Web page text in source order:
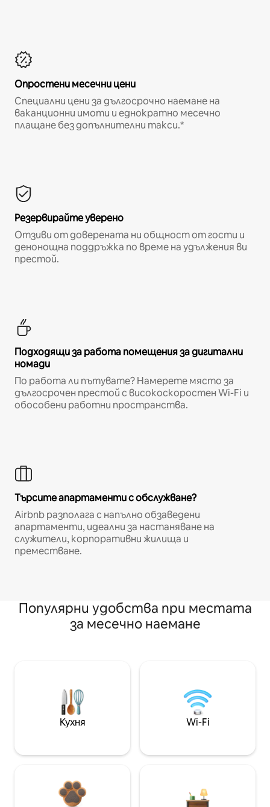
Опростени месечни цени
Специални цени за дългосрочно наемане на
ваканционни имоти и еднократно месечно
плащане без допълнителни такси.*
Резервирайте уверено
Отзиви от доверената ни общност от гости и
денонощна поддръжка по време на удължения ви
престой.
Подходящи за работа помещения за дигитални
номади
По работа ли пътувате? Намерете място за
дългосрочен престой с високоскоростен Wi-Fi и
обособени работни пространства.
Търсите апартаменти с обслужване?
Airbnb разполага с напълно обзаведени
апартаменти, идеални за настаняване на
служители, корпоративни жилища и
преместване.
Популярни удобства при местата
за месечно наемане
Кухня Wi-Fi